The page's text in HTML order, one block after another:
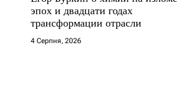
эпох и двадцати годах
трансформации отрасли
4 Серпня, 2026